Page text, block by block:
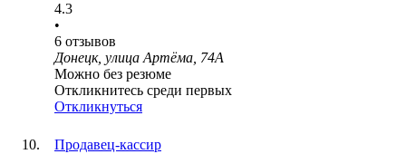
4.3
•
6 отзывов
Донецк, улица Артёма, 74А
Можно без резюме
Откликнитесь среди первых
Откликнуться
Продавец-кассир